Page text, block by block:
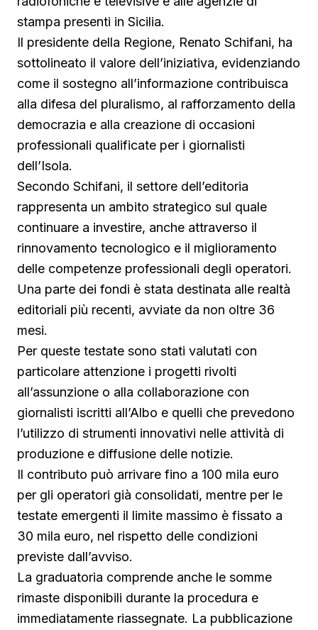
stampa presenti in Sicilia.
Il presidente della Regione, Renato Schifani, ha
sottolineato il valore dell’iniziativa, evidenziando
come il sostegno all’informazione contribuisca
alla difesa del pluralismo, al rafforzamento della
democrazia e alla creazione di occasioni
professionali qualificate per i giornalisti
dell’Isola.
Secondo Schifani, il settore dell’editoria
rappresenta un ambito strategico sul quale
continuare a investire, anche attraverso il
rinnovamento tecnologico e il miglioramento
delle competenze professionali degli operatori.
Una parte dei fondi è stata destinata alle realtà
editoriali più recenti, avviate da non oltre 36
mesi.
Per queste testate sono stati valutati con
particolare attenzione i progetti rivolti
all’assunzione o alla collaborazione con
giornalisti iscritti all’Albo e quelli che prevedono
l’utilizzo di strumenti innovativi nelle attività di
produzione e diffusione delle notizie.
Il contributo può arrivare fino a 100 mila euro
per gli operatori già consolidati, mentre per le
testate emergenti il limite massimo è fissato a
30 mila euro, nel rispetto delle condizioni
previste dall’avviso.
La graduatoria comprende anche le somme
rimaste disponibili durante la procedura e
immediatamente riassegnate. La pubblicazione